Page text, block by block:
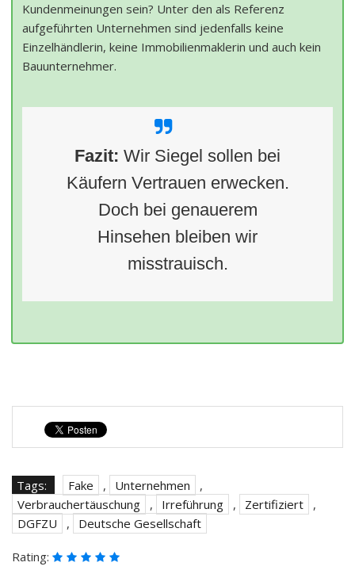
Kundenmeinungen sein? Unter den als Referenz
aufgeführten Unternehmen sind jedenfalls keine
Einzelhändlerin, keine Immobilienmaklerin und auch kein
Bauunternehmer.
Fazit: Wir Siegel sollen bei
Käufern Vertrauen erwecken.
Doch bei genauerem
Hinsehen bleiben wir
misstrauisch.
Tags: Fake , Unternehmen
,
Verbrauchertäuschung
, Irreführung , Zertifiziert
,
DGFZU
, Deutsche Gesellschaft
Rating: